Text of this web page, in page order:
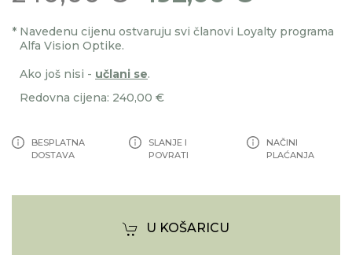
* Navedenu cijenu ostvaruju svi članovi Loyalty programa
Alfa Vision Optike.
Ako još nisi - učlani se.
Redovna cijena: 240,00 €
BESPLATNA
DOSTAVA
SLANJE I
POVRATI
NAČINI
PLAĆANJA
U KOŠARICU